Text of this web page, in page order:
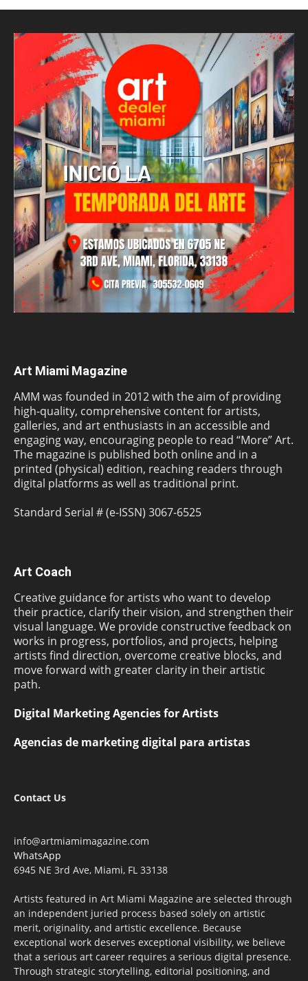
Art Miami Magazine
AMM was founded in 2012 with the aim of providing
high-quality, comprehensive content for artists,
galleries, and art enthusiasts in an accessible and
engaging way, encouraging people to read “More” Art.
The magazine is published both online and in a
printed (physical) edition, reaching readers through
digital platforms as well as traditional print.
Standard Serial # (e-ISSN) 3067-6525
Art Coach
Creative guidance for artists who want to develop
their practice, clarify their vision, and strengthen their
visual language. We provide constructive feedback on
works in progress, portfolios, and projects, helping
artists find direction, overcome creative blocks, and
move forward with greater clarity in their artistic
path.
Digital Marketing Agencies for Artists
Agencias de marketing digital para artistas
Contact Us
info@artmiamimagazine.com
WhatsApp
6945 NE 3rd Ave, Miami, FL 33138
Artists featured in Art Miami Magazine are selected through
an independent juried process based solely on artistic
merit, originality, and artistic excellence. Because
exceptional work deserves exceptional visibility, we believe
that a serious art career requires a serious digital presence.
Through strategic storytelling, editorial positioning, and